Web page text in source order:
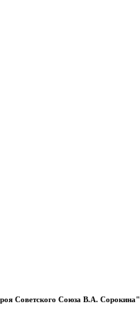
Советского Союза В.А. Сорокина"